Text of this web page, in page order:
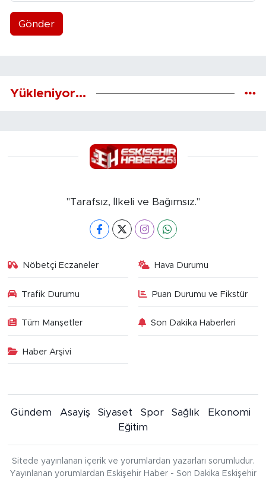
Gönder
Yükleniyor...
"Tarafsız, İlkeli ve Bağımsız."
Nöbetçi Eczaneler Hava Durumu
Trafik Durumu Puan Durumu ve Fikstür
Tüm Manşetler Son Dakika Haberleri
Haber Arşivi
Gündem Asayiş Siyaset Spor Sağlık
Ekonomi
Eğitim
Sitede yayınlanan içerik ve yorumlardan yazarları sorumludur.
Yayınlanan yorumlardan Eskişehir Haber - Son Dakika Eskişehir